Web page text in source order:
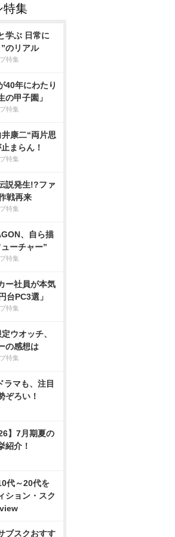
学ぶ 日常に
のリアル
特集
40年にわたり
の甲子園」
特集
康二“両片思
まらん！
特集
説発生!?ファ
戦再来
特集
、自ら描
ーチャー”
特集
ー社員が本気
台PC3選」
特集
ウオッチ、
の感想は
特集
ラマも、注目
ぞろい！
】7月期夏の
紹介！
代～20代を
ション・スク
ブスクおすす